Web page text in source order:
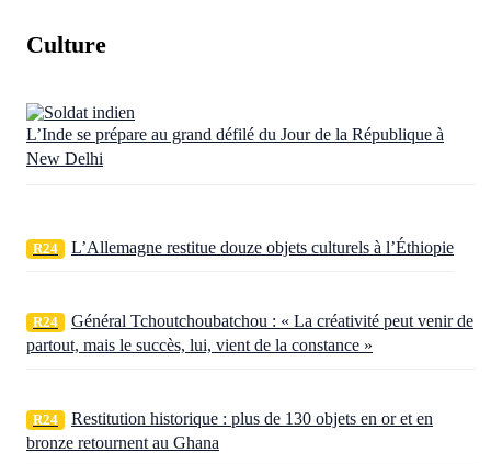
Culture
L’Inde se prépare au grand défilé du Jour de la République à
New Delhi
R24 L’Allemagne restitue douze objets culturels à l’Éthiopie
R24
Général Tchoutchoubatchou : « La créativité peut venir de
partout, mais le succès, lui, vient de la constance »
R24
Restitution historique : plus de 130 objets en or et en
bronze retournent au Ghana